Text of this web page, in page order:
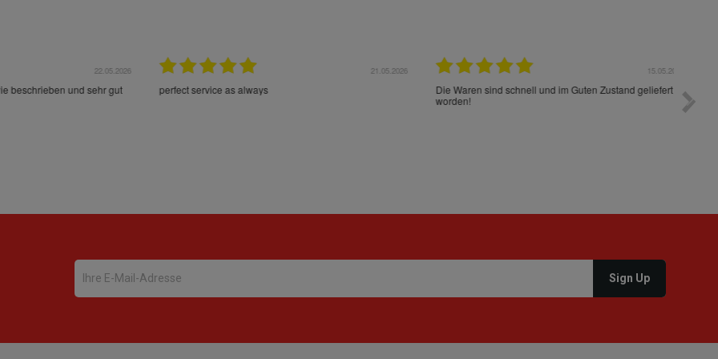
22.05.2026
und sehr gut
21.05.2026
perfect service as always
15.05.2026
Die Waren sind schnell und im Guten Zustand geliefert
worden!